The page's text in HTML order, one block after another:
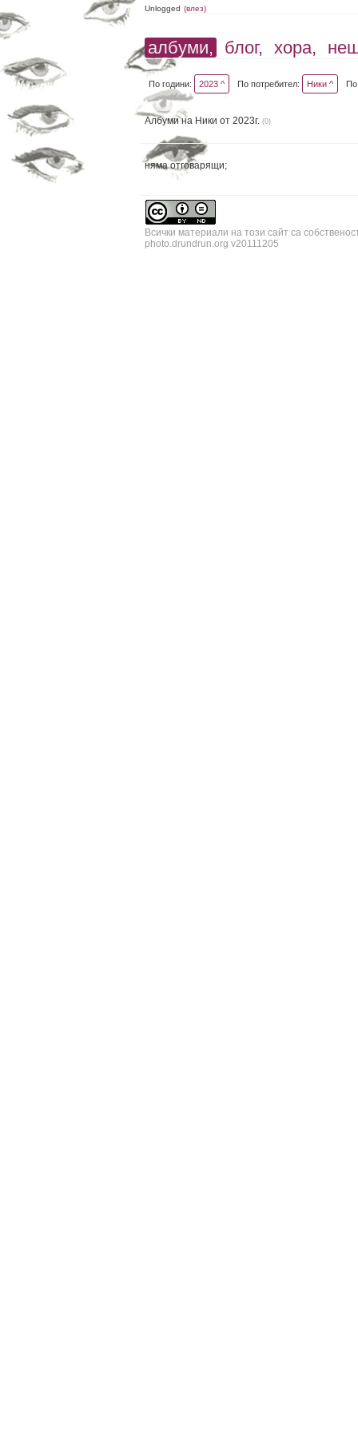
Unlogged (влез)
албуми, блог, хора,
По години: 2023 ^ По потребител: Ники ^
Албуми на Ники от 2023г. (0)
няма отговарящи;
Всички материали на този сайт са
photo.drundrun.org v20111205